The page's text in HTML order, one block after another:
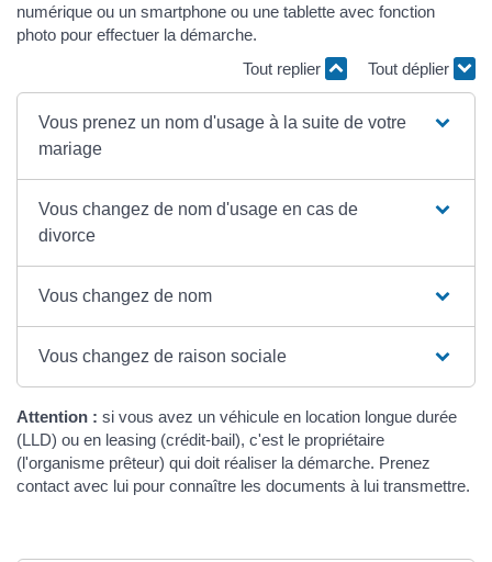
numérique ou un smartphone ou une tablette avec fonction
photo pour effectuer la démarche.
Tout replier
Tout déplier
Vous prenez un nom d'usage à la suite de votre
mariage
Vous changez de nom d'usage en cas de
divorce
Vous changez de nom
Vous changez de raison sociale
Attention : si vous avez un véhicule en location longue durée
(LLD) ou en leasing (crédit-bail), c'est le propriétaire
(l'organisme prêteur) qui doit réaliser la démarche. Prenez
contact avec lui pour connaître les documents à lui transmettre.